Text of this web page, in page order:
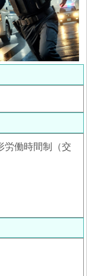
労働時間制（交